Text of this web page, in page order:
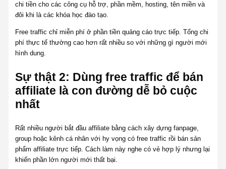
chi tiền cho các công cụ hỗ trợ, phần mềm, hosting, tên miền và
đôi khi là các khóa học đào tạo.
Free traffic chỉ miễn phí ở phần tiền quảng cáo trực tiếp. Tổng chi
phí thực tế thường cao hơn rất nhiều so với những gì người mới
hình dung.
Sự thật 2: Dùng free traffic để bán
affiliate là con đường dễ bỏ cuộc
nhất
Rất nhiều người bắt đầu affiliate bằng cách xây dựng fanpage,
group hoặc kênh cá nhân với hy vọng có free traffic rồi bán sản
phẩm affiliate trực tiếp. Cách làm này nghe có vẻ hợp lý nhưng lại
khiến phần lớn người mới thất bại.